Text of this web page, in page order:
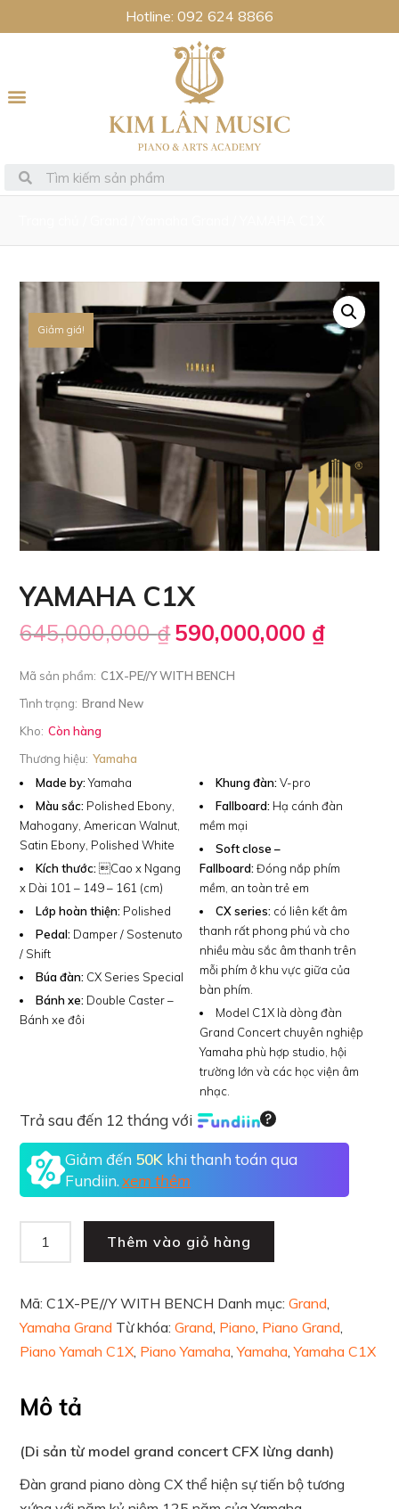
Hotline: 092 624 8866
Giảm giá!
YAMAHA C1X
645,000,000₫590,000,000 ₫
Mã sản phẩm: C1X-PE//Y WITH BENCH
Tình trạng: Brand New
Kho: Còn hàng
Thương hiệu: Yamaha
Made by:Yamaha
Màu sắc: Polished Ebony,
Mahogany, American Walnut,
Satin Ebony, Polished White
Kích thước: Cao x Ngang
x Dài 101 – 149 – 161 (cm)
Lớp hoàn thiện: Polished
Pedal: Damper / Sostenuto
/ Shift
Búa đàn: CX Series Special
Bánh xe: Double Caster –
Bánh xe đôi
Khung đàn: V-pro
Fallboard: Hạ cánh đàn
mềm mại
Soft close –
Fallboard: Đóng nắp phím
mềm, an toàn trẻ em
CX series: có liên kết âm
thanh rất phong phú và cho
nhiều màu sắc âm thanh trên
mỗi phím ở khu vực giữa của
bàn phím.
Model C1X là dòng đàn
Grand Concert chuyên nghiệp
Yamaha phù hợp studio, hội
trường lớn và các học viện âm
nhạc.
Trả sau đến 12 tháng với
Giảm đến 50K khi thanh toán qua
Fundiin. xem thêm
Thêm vào giỏ hàng
Mã:C1X-PE//Y WITH BENCH Danh mục:Grand,
Yamaha Grand Từ khóa:Grand, Piano, Piano Grand,
Piano Yamah C1X, Piano Yamaha,Yamaha,Yamaha C1X
Mô tả
(Di sản từ model grand concert CFX lừng danh)
Đàn grand piano dòng CX thể hiện sự tiến bộ tương